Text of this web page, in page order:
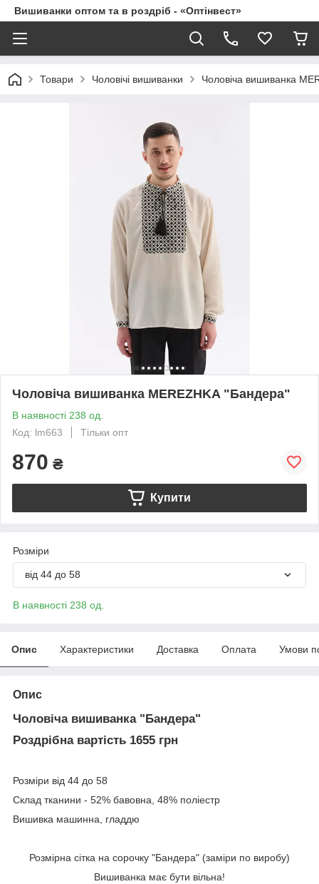
Вишиванки оптом та в роздріб - «Оптінвест»
Товари Чоловічі вишиванки Чоловіча вишиванка
Чоловіча вишиванка MEREZHKA "Бандера"
В наявності 238 од.
Код: lm663
Тільки опт
870 ₴
Купити
Розміри
від 44 до 58
В наявності 238 од.
Опис Характеристики Доставка Оплата Умови
Опис
Чоловіча вишиванка "Бандера"
Роздрібна вартість 1655 грн
Розміри від 44 до 58
Склад тканини - 52% бавовна, 48% поліестр
Вишивка машинна, гладдю
Розмірна сітка на сорочку "Бандера" (заміри по виробу)
Вишиванка має бути вільна!